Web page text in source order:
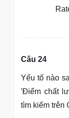
Câu 24
Yếu tố nào
'Điểm chất
tìm kiếm trên